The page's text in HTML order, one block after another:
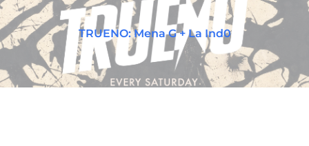
TRUENO: Mena G + La Ind0